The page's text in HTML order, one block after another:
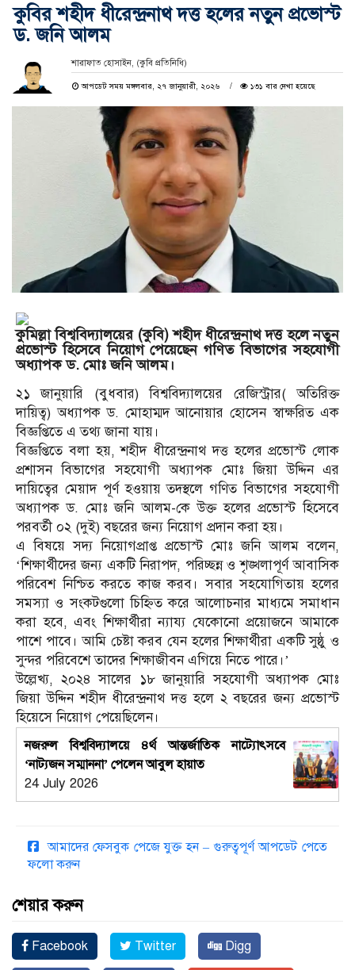
কুবির শহীদ ধীরেন্দ্রনাথ দত্ত হলের নতুন প্রভোস্ট
ড. জনি আলম
শারাফাত হোসাইন, (কুবি প্রতিনিধি)
আপডেট সময় মঙ্গলবার, ২৭ জানুয়ারী, ২০২৬ ১৩১ বার দেখা হয়েছে
কুমিল্লা বিশ্ববিদ্যালয়ের (কুবি) শহীদ ধীরেন্দ্রনাথ দত্ত হলে নতুন
প্রভোস্ট হিসেবে নিয়োগ পেয়েছেন গণিত বিভাগের সহযোগী
অধ্যাপক ড. মোঃ জনি আলম।
২১ জানুয়ারি (বুধবার) বিশ্ববিদ্যালয়ের রেজিস্ট্রার( অতিরিক্ত
দায়িত্ব) অধ্যাপক ড. মোহাম্মদ আনোয়ার হোসেন স্বাক্ষরিত এক
বিজ্ঞপ্তিতে এ তথ্য জানা যায়।
বিজ্ঞপ্তিতে বলা হয়, শহীদ ধীরেন্দ্রনাথ দত্ত হলের প্রভোস্ট লোক
প্রশাসন বিভাগের সহযোগী অধ্যাপক মোঃ জিয়া উদ্দিন এর
দায়িত্বের মেয়াদ পূর্ণ হওয়ায় তদস্থলে গণিত বিভাগের সহযোগী
অধ্যাপক ড. মোঃ জনি আলম-কে উক্ত হলের প্রভোস্ট হিসেবে
পরবর্তী ০২ (দুই) বছরের জন্য নিয়োগ প্রদান করা হয়।
এ বিষয়ে সদ্য নিয়োগপ্রাপ্ত প্রভোস্ট মোঃ জনি আলম বলেন,
‘শিক্ষার্থীদের জন্য একটি নিরাপদ, পরিচ্ছন্ন ও শৃঙ্খলাপূর্ণ আবাসিক
পরিবেশ নিশ্চিত করতে কাজ করব। সবার সহযোগিতায় হলের
সমস্যা ও সংকটগুলো চিহ্নিত করে আলোচনার মাধ্যমে সমাধান
করা হবে, এবং শিক্ষার্থীরা ন্যায্য যেকোনো প্রয়োজনে আমাকে
পাশে পাবে। আমি চেষ্টা করব যেন হলের শিক্ষার্থীরা একটি সুষ্ঠু ও
সুন্দর পরিবেশে তাদের শিক্ষাজীবন এগিয়ে নিতে পারে।’
উল্লেখ্য, ২০২৪ সালের ১৮ জানুয়ারি সহযোগী অধ্যাপক মোঃ
জিয়া উদ্দিন শহীদ ধীরেন্দ্রনাথ দত্ত হলে ২ বছরের জন্য প্রভোস্ট
হিয়েসে নিয়োগ পেয়েছিলেন।
নজরুল বিশ্ববিদ্যালয়ে ৪র্থ আন্তর্জাতিক নাট্যোৎসবে
‘নাট্যজন সম্মাননা’ পেলেন আবুল হায়াত
24 July 2026
আমাদের ফেসবুক পেজে যুক্ত হন – গুরুত্বপূর্ণ আপডেট পেতে
ফলো করুন
শেয়ার করুন
Facebook Twitter Digg